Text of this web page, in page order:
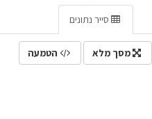
סייר נתונים
מסך מלא הטמעה